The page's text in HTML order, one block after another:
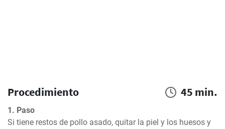
Procedimiento 45 min.
1. Paso
Si tiene restos de pollo asado, quitar la piel y los huesos y